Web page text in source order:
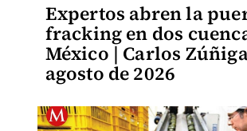
Expertos abren la
fracking en dos
México | Carlos
agosto de 2026